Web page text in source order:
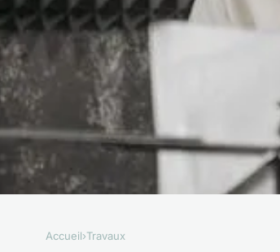
Accueil›Travaux